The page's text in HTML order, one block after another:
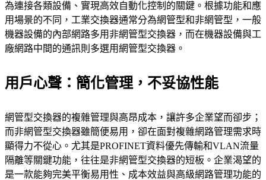
為連接各類設備、實現高效自動化控制的關鍵。根據功能和應
用場景的不同，工業交換器通常分為網管型和非網管型，一般
機器設備的內部網路多用非網管型交換器，而在機器設備與工
廠網路中間的通訊則多選用網管型交換器。
用戶心聲：簡化管理，不妥協性能
網管型交換器的複雜管理與高昂成本，讓許多企業望而卻步；
而非網管型交換器雖簡便易用，卻在面對複雜網路管理需求時
顯得力不從心。尤其是PROFINET資料優先傳輸和VLAN流量
隔離等關鍵功能，往往是非網管型交換器的短板。企業渴望的
是一款能夠完美平衡易用性、成本效益與高級網路管理功能的